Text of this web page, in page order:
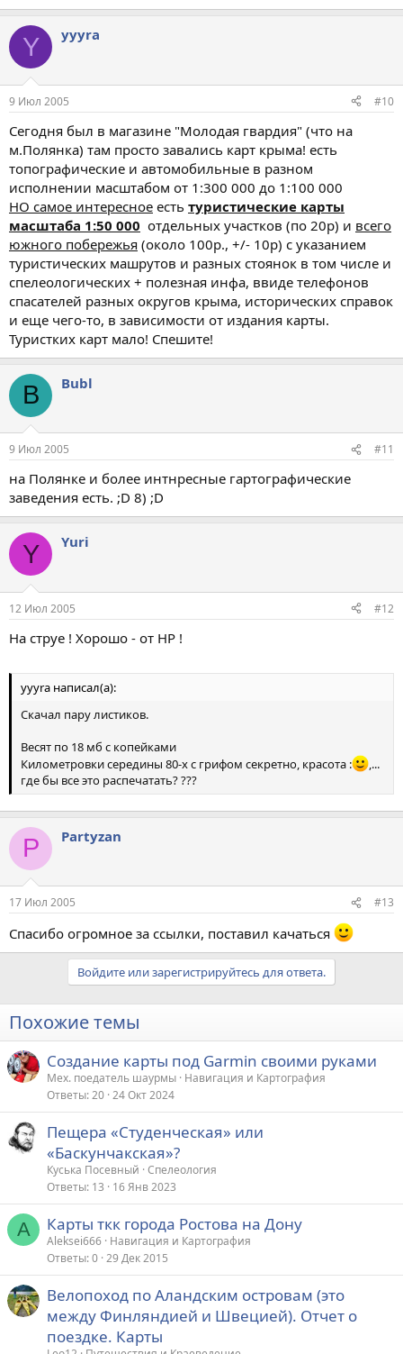
Y yyyra
9 Июл 2005 #10
Сегодня был в магазине "Молодая гвардия" (что на
м.Полянка) там просто завались карт крыма! есть
топографические и автомобильные в разном
исполнении масштабом от 1:300 000 до 1:100 000
НО самое интересное есть туристические карты
масштаба 1:50 000 отдельных участков (по 20р) и всего
южного побережья (около 100р., +/- 10р) с указанием
туристических машрутов и разных стоянок в том числе и
спелеологических + полезная инфа, ввиде телефонов
спасателей разных округов крыма, исторических справок
и еще чего-то, в зависимости от издания карты.
Туристких карт мало! Спешите!
B Bubl
9 Июл 2005 #11
на Полянке и более интнресные гартографические
заведения есть. ;D 8) ;D
Y Yuri
12 Июл 2005 #12
На струе ! Хорошо - от НР !
yyyra написал(а):
Скачал пару листиков.
Весят по 18 мб с копейками
Километровки середины 80-х с грифом секретно, красота :
,...
где бы все это распечатать? ???
P Partyzan
17 Июл 2005 #13
Спасибо огромное за ссылки, поставил качаться
Войдите или зарегистрируйтесь для ответа.
Похожие темы
Создание карты под Garmin своими руками
Мех. поедатель шаурмы Навигация и Картография
Ответы 20 24 Окт 2024
Пещера «Студенческая» или
«Баскунчакская»?
Куська Посевный Спелеология
Ответы 13 16 Янв 2023
A Карты ткк города Ростова на Дону
Aleksei666 Навигация и Картография
Ответы 0 29 Дек 2015
Велопоход по Аландским островам (это
между Финляндией и Швецией). Отчет о
поездке. Карты